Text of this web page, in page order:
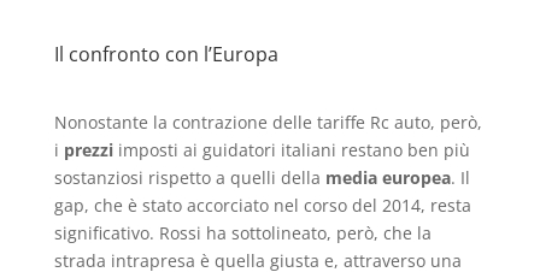
Il confronto con l’Europa
Nonostante la contrazione delle tariffe Rc auto, però,
i prezziimposti ai guidatori italiani restano ben più
sostanziosi rispetto a quelli della media europea. Il
gap, che è stato accorciato nel corso del 2014, resta
significativo. Rossi ha sottolineato, però, che la
strada intrapresa è quella giusta e, attraverso una